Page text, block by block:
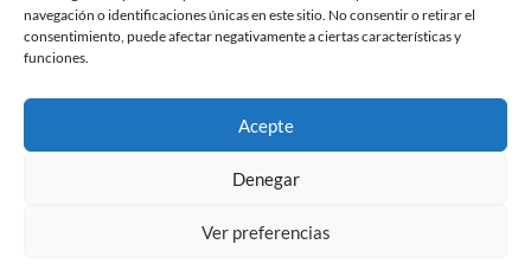
navegación o identificaciones únicas en este sitio. No consentir o retirar el
consentimiento, puede afectar negativamente a ciertas características y
funciones.
Acepte
Denegar
Ver preferencias
LATEST UPDATES
© 1998 - 2026 MegaGames.com All rights reserved